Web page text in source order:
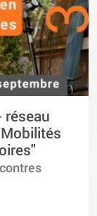
réseau